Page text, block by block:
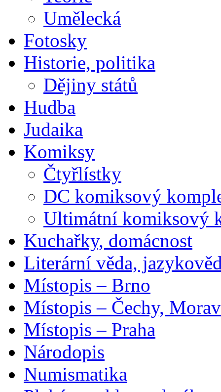
Umělecká
Fotosky
Historie, politika
Dějiny států
Hudba
Judaika
Komiksy
Čtyřlístky
DC komiksový
Ultimátní komiksový
Kuchařky, domácnost
Literární věda,
Místopis – Brno
Místopis – Čechy,
Místopis – Praha
Národopis
Numismatika